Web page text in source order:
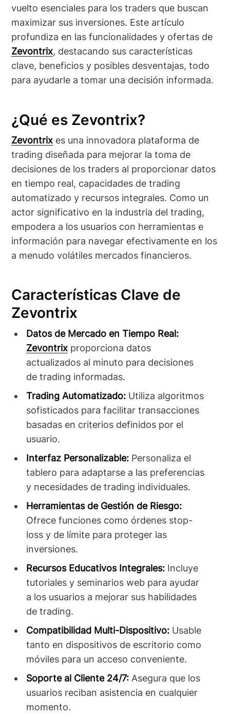
vuelto esenciales para los traders que buscan
maximizar sus inversiones. Este artículo
profundiza en las funcionalidades y ofertas de
Zevontrix, destacando sus características
clave, beneficios y posibles desventajas, todo
para ayudarle a tomar una decisión informada.
¿Qué es Zevontrix?
Zevontrix es una innovadora plataforma de
trading diseñada para mejorar la toma de
decisiones de los traders al proporcionar datos
en tiempo real, capacidades de trading
automatizado y recursos integrales. Como un
actor significativo en la industria del trading,
empodera a los usuarios con herramientas e
información para navegar efectivamente en los
a menudo volátiles mercados financieros.
Características Clave de
Zevontrix
Datos de Mercado en Tiempo Real:
Zevontrix proporciona datos
actualizados al minuto para decisiones
de trading informadas.
Trading Automatizado: Utiliza algoritmos
sofisticados para facilitar transacciones
basadas en criterios definidos por el
usuario.
Interfaz Personalizable: Personaliza el
tablero para adaptarse a las preferencias
y necesidades de trading individuales.
Herramientas de Gestión de Riesgo:
Ofrece funciones como órdenes stop-
loss y de límite para proteger las
inversiones.
Recursos Educativos Integrales: Incluye
tutoriales y seminarios web para ayudar
a los usuarios a mejorar sus habilidades
de trading.
Compatibilidad Multi-Dispositivo: Usable
tanto en dispositivos de escritorio como
móviles para un acceso conveniente.
Soporte al Cliente 24/7: Asegura que los
usuarios reciban asistencia en cualquier
momento.